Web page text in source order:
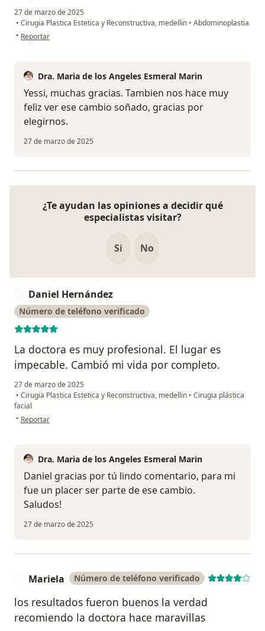
27 de marzo de 2025
• Cirugia Plastica Estetica y Reconstructiva, medellin • Abdominoplastia
• en opinión del usuario Yessica Quintero
Reportar
Dra. Maria de los Angeles Esmeral Marin
Yessi, muchas gracias. Tambien nos hace muy
feliz ver ese cambio soñado, gracias por
elegirnos.
27 de marzo de 2025
¿Te ayudan las opiniones a decidir qué
especialistas visitar?
Si No
Daniel Hernández
Número de teléfono verificado
La doctora es muy profesional. El lugar es
impecable. Cambió mi vida por completo.
27 de marzo de 2025
• Cirugia Plastica Estetica y Reconstructiva, medellin • Cirugia plástica
facial
• en opinión del usuario Daniel Hernández
Reportar
Dra. Maria de los Angeles Esmeral Marin
Daniel gracias por tú lindo comentario, para mi
fue un placer ser parte de ese cambio.
Saludos!
27 de marzo de 2025
Mariela Número de teléfono verificado
los resultados fueron buenos la verdad
recomiendo la doctora hace maravillas